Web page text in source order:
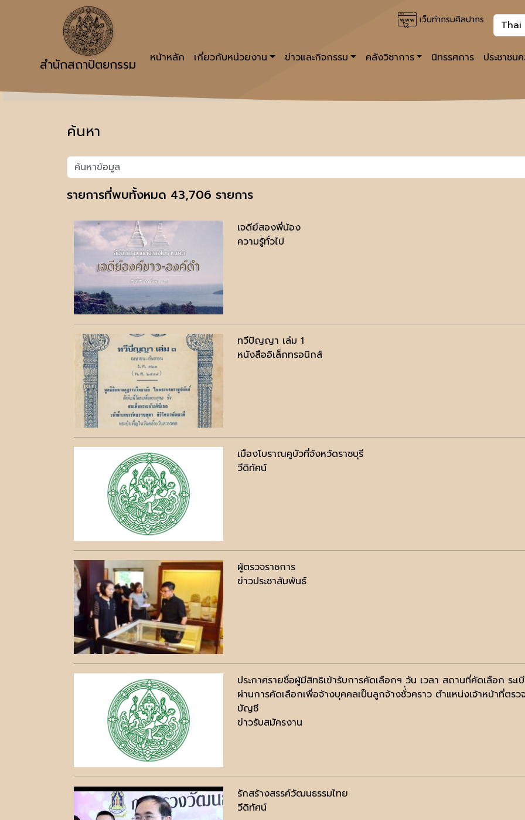
เว็บท่ากรมศิลปากร
สำนักสถาปัตยกรรม หน้าหลัก เกี่ยวกับหน่วยงาน ข่าวและกิจกรรม คลังวิชาการ นิทรรศการ ประชาชน
ค้นหา
รายการที่พบทั้งหมด 43,706 รายการ
เจดีย์สองพี่น้อง
ความรู้ทั่วไป
ทวีปัญญา เล่ม 1
หนังสืออิเล็กทรอนิกส์
เมืองโบราณคูบัวที่จังหวัดราชบุรี
วีดิทัศน์
ผู้ตรวจราชการ
ข่าวประชาสัมพันธ์
ประกาศรายชื่อผู้มีสิทธิเข้ารับการคัดเลือกฯ วัน เวลา สถานที่คัดเลือก ระ
ผ่านการคัดเลือกเพื่อจ้างบุคคลเป็นลูกจ้างชั่่วคราว ตำแหน่งเจ้าหน้าที่ตร
บัญชี
ข่าวรับสมัครงาน
รักสร้างสรรค์วัฒนธรรมไทย
วีดิทัศน์